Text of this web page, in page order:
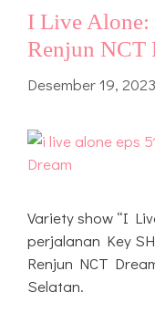
I Live Alone:
Renjun NCT
Desember 19, 2023
Variety show “I
perjalanan Key
Renjun NCT
Selatan.